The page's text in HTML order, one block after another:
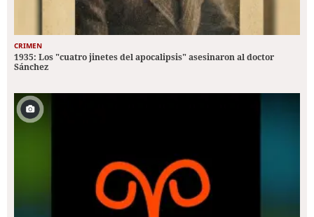
CRIMEN
1935: Los "cuatro jinetes del apocalipsis" asesinaron al doctor
Sánchez